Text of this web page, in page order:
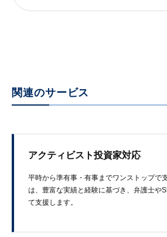
関連のサービス
アクティビスト投資家対応
平時から​準有事・​有事まで​ワンストップで​
は、​豊富な​実績と​経験に​基づき、​弁護士や​
て​支援します。